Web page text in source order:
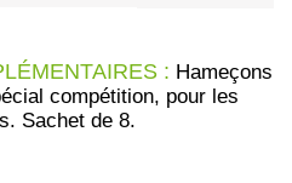
: Hameçons
compétition, pour les
Sachet de 8.